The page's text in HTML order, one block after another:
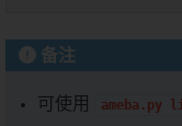
备注
可使用 ameba.py